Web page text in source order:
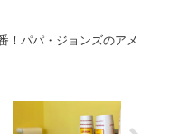
！パパ・ジョンズのアメ